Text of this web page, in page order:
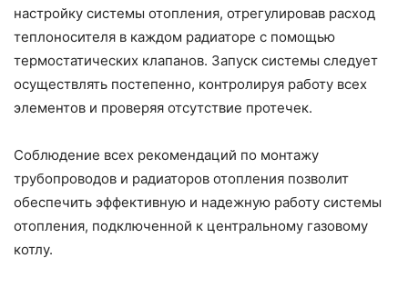
настройку системы отопления, отрегулировав расход
теплоносителя в каждом радиаторе с помощью
термостатических клапанов. Запуск системы следует
осуществлять постепенно, контролируя работу всех
элементов и проверяя отсутствие протечек.
Соблюдение всех рекомендаций по монтажу
трубопроводов и радиаторов отопления позволит
обеспечить эффективную и надежную работу системы
отопления, подключенной к центральному газовому
котлу.